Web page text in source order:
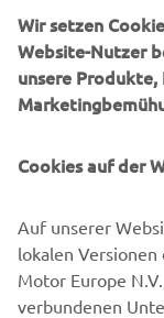
Wir setzen
Website-Nutzer
unsere
Cookies auf der
Auf unserer
lokalen Versionen
Motor Europe
verbundenen